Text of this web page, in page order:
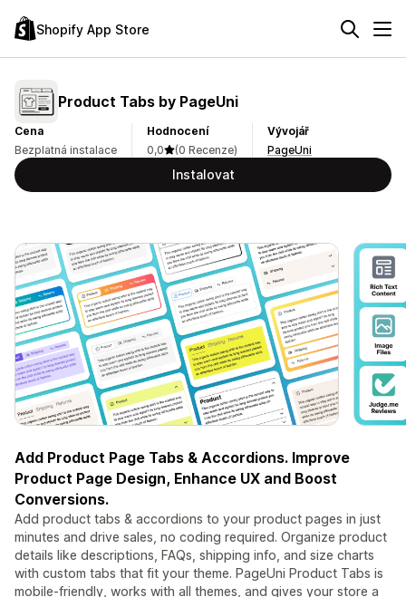
Shopify App Store
Product Tabs by PageUni
Cena
Bezplatná instalace
Hodnocení
0,0
(0 Recenze)
Vývojář
PageUni
Instalovat
Add Product Page Tabs & Accordions. Improve
Product Page Design, Enhance UX and Boost
Conversions.
Add product tabs & accordions to your product pages in just
minutes and drive sales, no coding required. Organize product
details like descriptions, FAQs, shipping info, and size charts
with custom tabs that fit your theme. PageUni Product Tabs is
mobile-friendly, works with all themes, and gives your store a